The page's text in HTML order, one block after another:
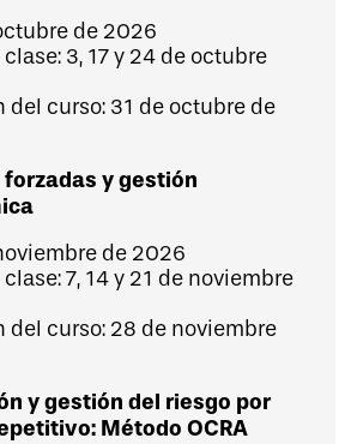
de 2026
3, 17 y 24 de octubre
del curso: 31 de octubre de
forzadas y gestión
de 2026
7, 14 y 21 de noviembre
del curso: 28 de noviembre
y gestión del riesgo por
Método OCRA